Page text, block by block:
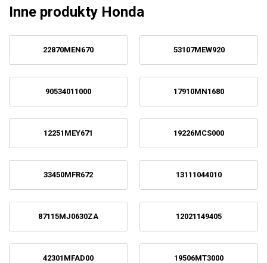
Inne produkty Honda
22870MEN670 53107MEW920
90534011000 17910MN1680
12251MEY671 19226MCS000
33450MFR672 13111044010
87115MJ0630ZA 12021149405
42301MFAD00 19506MT3000